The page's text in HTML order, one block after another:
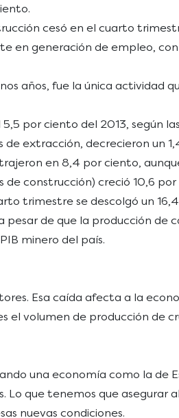
cesó en el cuarto
en generación de empleo,
años, fue la única actividad
por ciento del 2013, según
extracción, decrecieron un
en 8,4 por ciento,
construcción) creció 10,6
trimestre se descolgó un
de que la producción de
minero del país.
Esa caída afecta a la
el volumen de producción de
una economía como la de
que tenemos que asegurar
nuevas condiciones.